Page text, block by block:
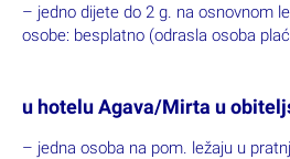
– jedno dijete do 2 g. na osnovnom
osobe: besplatno (odrasla osoba
u hotelu Agava/Mirta u
– jedna osoba na pom. ležaju u